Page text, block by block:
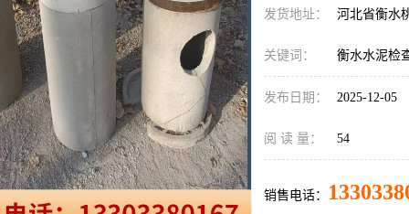
发货地址： 河北省衡水
关键词： 衡水水泥检
发布日期： 2025-12-05
阅 读 量： 54
销售电话：